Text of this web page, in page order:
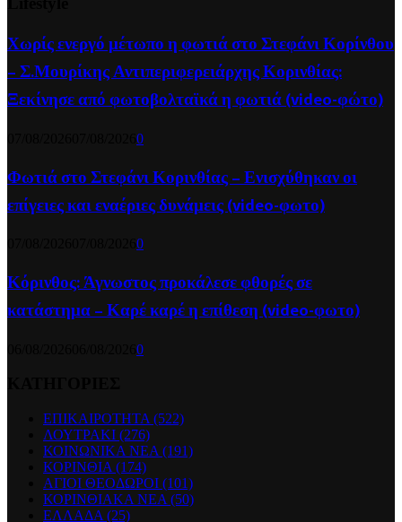
Χωρίς ενεργό μέτωπο η φωτιά στο Στεφάνι Κορίνθου
– Σ.Μουρίκης Αντιπεριφερειάρχης Κορινθίας:
Ξεκίνησε από φωτοβολταϊκά η φωτιά (video-φώτο)
0
Φωτιά στο Στεφάνι Κορινθίας – Ενισχύθηκαν οι
επίγειες και εναέριες δυνάμεις (video-φωτο)
0
Κόρινθος: Άγνωστος προκάλεσε φθορές σε
κατάστημα – Καρέ καρέ η επίθεση (video-φωτο)
0
ΕΠΙΚΑΙΡΟΤΗΤΑ (522)
ΛΟΥΤΡΑΚΙ (276)
ΚΟΙΝΩΝΙΚΑ ΝΕΑ (191)
ΚΟΡΙΝΘΙΑ (174)
ΑΓΙΟΙ ΘΕΟΔΩΡΟΙ (101)
ΚΟΡΙΝΘΙΑΚΑ ΝΕΑ (50)
ΕΛΛΑΔΑ (25)